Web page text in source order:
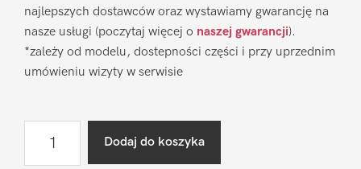
najlepszych dostawców oraz wystawiamy gwarancję na
nasze usługi (poczytaj więcej o naszej gwarancji).
*zależy od modelu, dostepności części i przy uprzednim
umówieniu wizyty w serwisie
Dodaj do koszyka